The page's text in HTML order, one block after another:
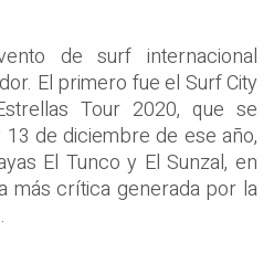
de surf internacional
El primero fue el Surf City
Tour 2020, que se
de diciembre de ese año,
El Tunco y El Sunzal, en
más crítica generada por la